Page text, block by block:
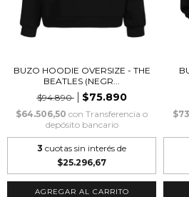
BUZO HOODIE OVERSIZE - THE
BEATLES (NEGR...
$94.890
$75.890
$64.506,50 con Transferencia o
depósito bancario
3 cuotas sin interés de
$25.296,67
AGREGAR AL CARRITO